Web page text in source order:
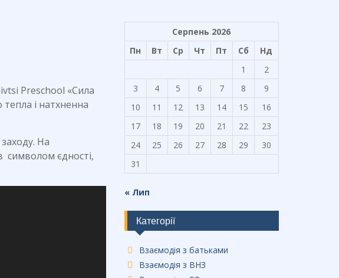
Preschool «Сила
тепла і натхненна
На
символом єдності,
Серпень 2026
Пн
Вт Ср Чт Пт Сб
Нд
1
2
3
4 5 6 7 8
9
10
11 12 13 14 15
16
17
18 19 20 21 22
23
24
25 26 27 28 29
30
31
« Лип
Категорії
Взаємодія з батьками
Взаємодія з ВНЗ